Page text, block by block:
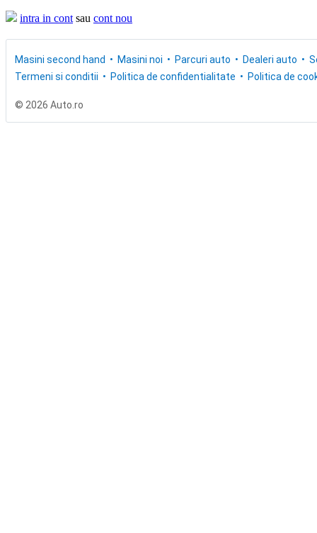
intra in cont sau cont nou
Masini second hand Masini noi Parcuri auto Dealeri auto
Termeni si conditii
Politica de confidentialitate Politica de
© 2026 Auto.ro